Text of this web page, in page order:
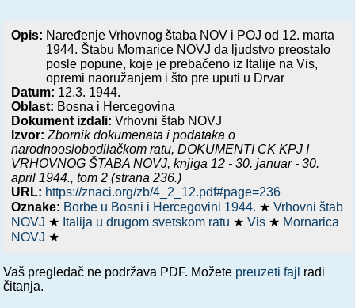
Opis: Naređenje Vrhovnog štaba NOV i POJ od 12. marta
1944. Štabu Mornarice NOVJ da ljudstvo preostalo
posle popune, koje je prebačeno iz Italije na Vis,
opremi naoružanjem i što pre uputi u Drvar
Datum: 12.3. 1944.
Oblast: Bosna i Hercegovina
Dokument izdali: Vrhovni štab NOVJ
Izvor: Zbornik dokumenata i podataka o
narodnooslobodilačkom ratu,DOKUMENTI CK KPJ I
VRHOVNOG ŠTABA NOVJ, knjiga 12 - 30. januar - 30.
april 1944., tom 2 (strana 236.)
URL: https://znaci.org/zb/4_2_12.pdf#page=236
Oznake: Borbe u Bosni i Hercegovini 1944. ★Vrhovni štab
NOVJ ★ Italija u drugom svetskom ratu ★Vis ★ Mornarica
NOVJ ★
Vaš pregledač ne podržava PDF. Možete preuzeti fajl radi
čitanja.